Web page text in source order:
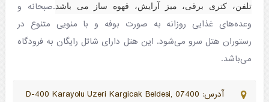
گردشگری
تلفن، کتری برقی، میز آرایش، قهوه ساز می باشد.صبحانه و
وعده‌های غذایی روزانه به صورت بوفه و با منویی متنوع در
رستوران هتل سرو می‌شود. این هتل دارای شاتل رایگان به فرودگاه
می‌باشد.
آدرس: D-400 Karayolu Uzeri Kargicak Beldesi, 07400